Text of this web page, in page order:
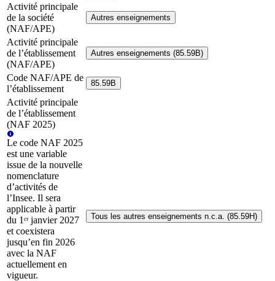
Activité principale
de la société
(NAF/APE)
Autres enseignements
Activité principale
de l’établissement
(NAF/APE)
Autres enseignements (85.59B)
Code NAF/APE de
l’établissement
85.59B
Activité principale
de l’établissement
(NAF 2025)
Le code NAF 2025
est une variable
issue de la nouvelle
nomenclature
d’activités de
l’Insee. Il sera
applicable à partir
du 1ᵉʳ janvier 2027
et coexistera
jusqu’en fin 2026
avec la NAF
actuellement en
vigueur.
Tous les autres enseignements n.c.a. (85.59H)